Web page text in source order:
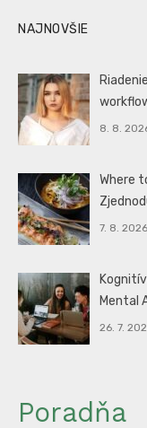
NAJNOVŠIE
8. 8.
Where
7. 8. 2026
Mental
26. 7.
Poradňa